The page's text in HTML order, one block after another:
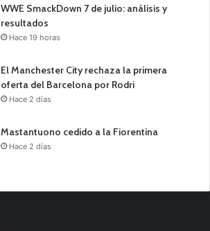
WWE SmackDown 7 de julio: análisis y
resultados
Hace 19 horas
El Manchester City rechaza la primera
oferta del Barcelona por Rodri
Hace 2 días
Mastantuono cedido a la Fiorentina
Hace 2 días